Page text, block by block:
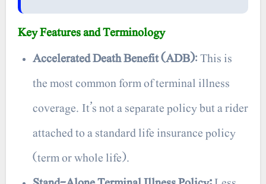
Key Features and Terminology
Accelerated Death Benefit (ADB): This is
the most common form of terminal illness
coverage. It’s not a separate policy but a rider
attached to a standard life insurance policy
(term or whole life).